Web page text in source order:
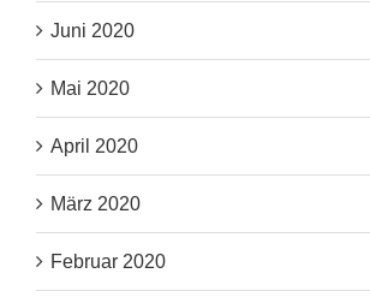
Juni 2020
Mai 2020
April 2020
März 2020
Februar 2020